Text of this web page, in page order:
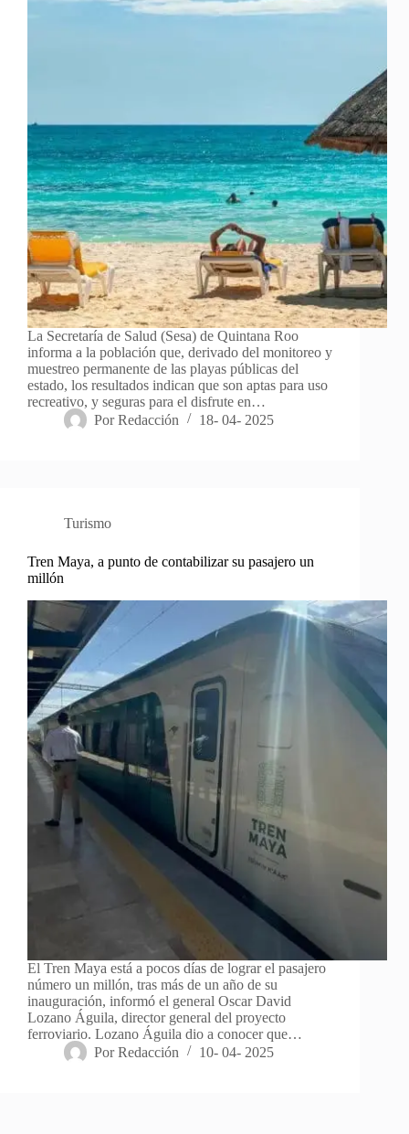
La Secretaría de Salud (Sesa) de Quintana Roo
informa a la población que, derivado del monitoreo y
muestreo permanente de las playas públicas del
estado, los resultados indican que son aptas para uso
recreativo, y seguras para el disfrute en…
Por Redacción 18- 04- 2025
Turismo
Tren Maya, a punto de contabilizar su pasajero un
millón
El Tren Maya está a pocos días de lograr el pasajero
número un millón, tras más de un año de su
inauguración, informó el general Oscar David
Lozano Águila, director general del proyecto
ferroviario. Lozano Águila dio a conocer que…
Por Redacción 10- 04- 2025